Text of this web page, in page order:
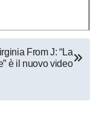
From J: “La
è il nuovo video